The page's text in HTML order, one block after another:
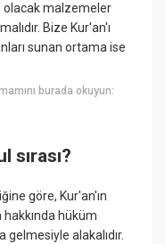
olacak malzemeler
Bize Kur'an'ı
sunan ortama ise
burada okuyun:
sırası?
göre, Kur'an'ın
hakkında hüküm
alakalıdır.